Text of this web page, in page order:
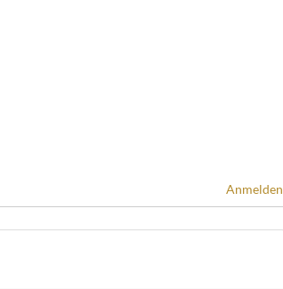
Anmelden